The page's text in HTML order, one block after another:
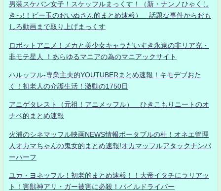
男装スケバン女子！スケッフルまっくす！（新・ナンノひゃくし
きっ!！ビー玉のおいぬさん的まとめ速報） 話題な事件からおも
しろ動画まで取り上げまっくす
ロボットアニメ！メカと美少女キャラだいすき永遠の非リア充・
非モテ星人 ！あらゆるマニアの為のマニアックサイト
ハルッフル-専業主夫的YOUTUBERまとめ速報！キモデブおた
く！初老人の介護生活！激動の1750日
アニゲタレスト（元祖！アニメッフル） ひきこもりニートのオ
ナベ的まとめ速報
火浦のシネマッフル映画NEWS情報ポータブルの杜！オネエ管理
人オカマちゃんの鬼女的まとめ速報!オカマッフルアタックナンバ
ーハーフ
ユカ・ヨネッフル！初老的まとめ速報！！大帝イタチにラリアッ
ト！害獣神アリ・ガー被害に必殺！パイルドライバー